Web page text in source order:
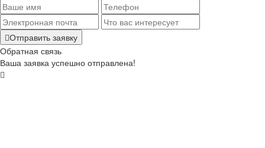
Отправить заявку
Обратная связь
Ваша заявка успешно отправлена!